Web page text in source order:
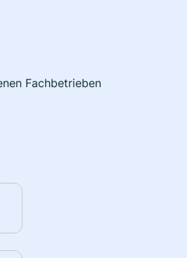
Fachbetrieben